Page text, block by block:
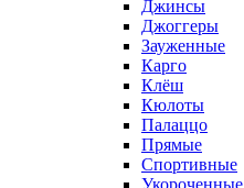
Джинсы
Джоггеры
Зауженные
Карго
Клёш
Кюлоты
Палаццо
Прямые
Спортивные
Укороченные